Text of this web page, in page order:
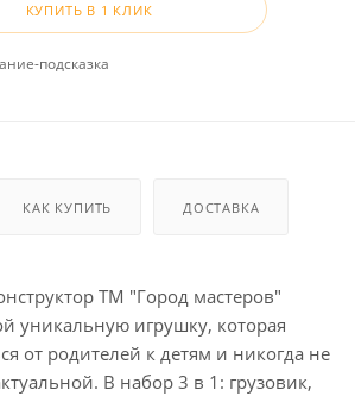
КУПИТЬ В 1 КЛИК
подсказка
КАК КУПИТЬ ДОСТАВКА
ТМ "Город мастеров"
уникальную игрушку, которая
от родителей к детям и никогда не
В набор 3 в 1: грузовик,